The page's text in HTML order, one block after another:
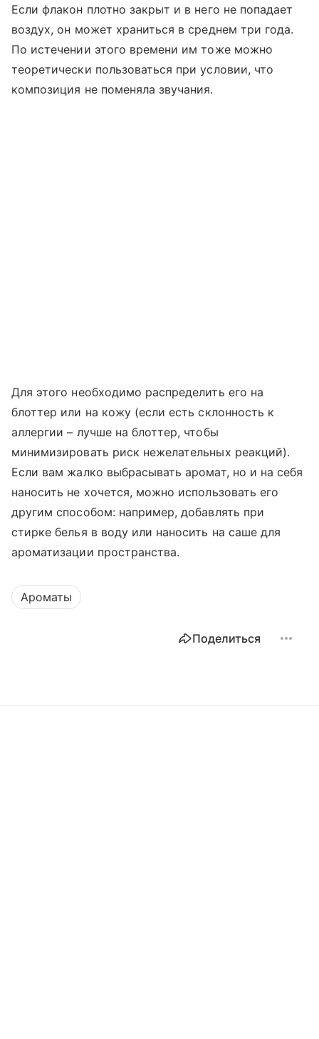
Если флакон плотно закрыт и в него не попадает
воздух, он может храниться в среднем три года.
По истечении этого времени им тоже можно
теоретически пользоваться при условии, что
композиция не поменяла звучания.
Для этого необходимо распределить его на
блоттер или на кожу (если есть склонность к
аллергии – лучше на блоттер, чтобы
минимизировать риск нежелательных реакций).
Если вам жалко выбрасывать аромат, но и на себя
наносить не хочется, можно использовать его
другим способом: например, добавлять при
стирке белья в воду или наносить на саше для
ароматизации пространства.
Ароматы
Поделиться